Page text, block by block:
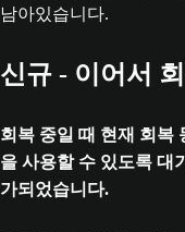
남아있습니다.
신규 - 이어서
회복 중일 때 현재 회복
을 사용할 수 있도록 대
가되었습니다.